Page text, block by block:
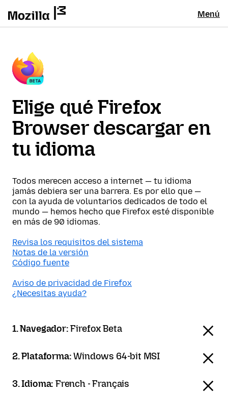
Menú
Elige qué Firefox
Browser descargar en
tu idioma
Todos merecen acceso a internet — tu idioma
jamás debiera ser una barrera. Es por ello que —
con la ayuda de voluntarios dedicados de todo el
mundo — hemos hecho que Firefox esté disponible
en más de 90 idiomas.
Revisa los requisitos del sistema
Notas de la versión
Código fuente
Aviso de privacidad de Firefox
¿Necesitas ayuda?
1. Navegador:Firefox Beta
2. Plataforma:Windows 64-bit MSI
3. Idioma:French - Français